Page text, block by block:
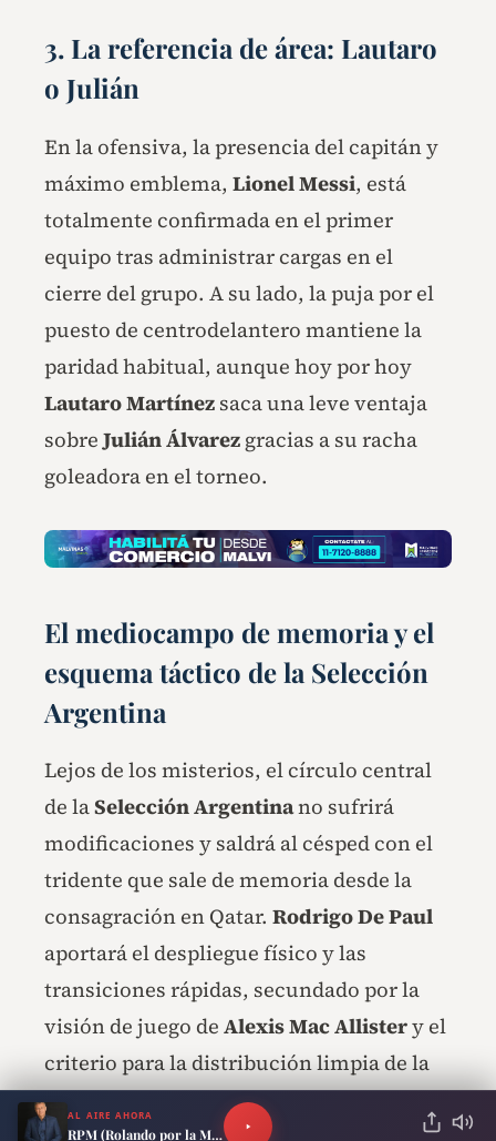
3. La referencia de área: Lautaro
o Julián
En la ofensiva, la presencia del capitán y
máximo emblema, Lionel Messi, está
totalmente confirmada en el primer
equipo tras administrar cargas en el
cierre del grupo. A su lado, la puja por el
puesto de centrodelantero mantiene la
paridad habitual, aunque hoy por hoy
Lautaro Martínez saca una leve ventaja
sobre Julián Álvarez gracias a su racha
goleadora en el torneo.
El mediocampo de memoria y el
esquema táctico de la Selección
Argentina
Lejos de los misterios, el círculo central
de laSelección Argentinano sufrirá
modificaciones y saldrá al césped con el
tridente que sale de memoria desde la
consagración en Qatar. Rodrigo De Paul
aportará el despliegue físico y las
transiciones rápidas, secundado por la
visión de juego de Alexis Mac Allistery el
criterio para la distribución limpia de la
pelota a cargo de
Enzo Fernández.
AL AIRE AHORA
RPM (Rolando por la Mañana)